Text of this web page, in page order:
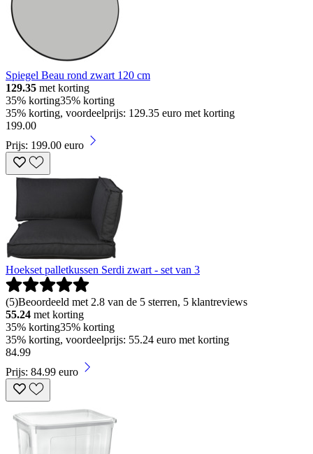
Spiegel Beau rond zwart 120 cm
129.35 met korting
35% korting35% korting
35% korting, voordeelprijs: 129.35 euro met korting
199.00
Prijs: 199.00 euro
Hoekset palletkussen Serdi zwart - set van 3
(5)Beoordeeld met 2.8 van de 5 sterren, 5 klantreviews
55.24 met korting
35% korting35% korting
35% korting, voordeelprijs: 55.24 euro met korting
84.99
Prijs: 84.99 euro